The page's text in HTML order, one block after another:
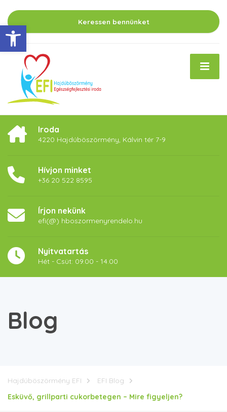
Eszköztár megnyitása
Keressen bennünket
Iroda
4220 Hajdúböszörmény, Kálvin tér 7-9
Hívjon minket
+36 20 522 8595
Írjon nekünk
efi(@) hboszormenyrendelo.hu
Nyitvatartás
Hét - Csüt: 09.00 - 14.00
Blog
Hajdúböszörmény EFI
EFI Blog
Esküvő, grillparti cukorbetegen – Mire figyeljen?